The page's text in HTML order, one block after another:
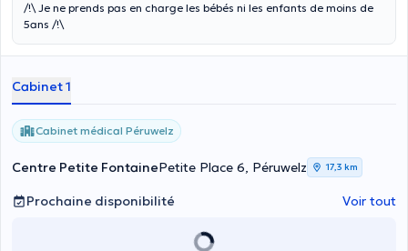
/!\ Je ne prends pas en charge les bébés ni les enfants de moins de
5ans /!\
Cabinet 1
Cabinet médical Péruwelz
Centre Petite FontainePetite Place 6, Péruwelz 17,3 km
Prochaine disponibilité Voir tout